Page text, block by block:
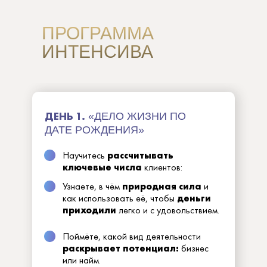
ПРОГРАММА
ИНТЕНСИВА
ДЕНЬ 1. «ДЕЛО ЖИЗНИ ПО
ДАТЕ РОЖДЕНИЯ»
Поймёте, какой вид деятельности
раскрывает потенциал: бизнес
или найм.
Узнаете, в чём природная сила и
как использовать её, чтобы деньги
приходили легко и с удовольствием.
Научитесь рассчитывать
ключевые числа клиентов: